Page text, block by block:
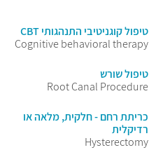
טיפול קוגניטיבי התנהגותי CBT
Cognitive behavioral therapy
טיפול שורש
Root Canal Procedure
כריתת רחם - חלקית, מלאה או
רדיקלית
Hysterectomy